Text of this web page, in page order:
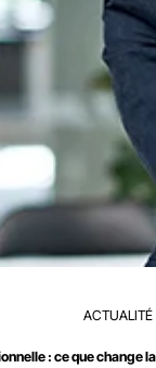
: ce que change